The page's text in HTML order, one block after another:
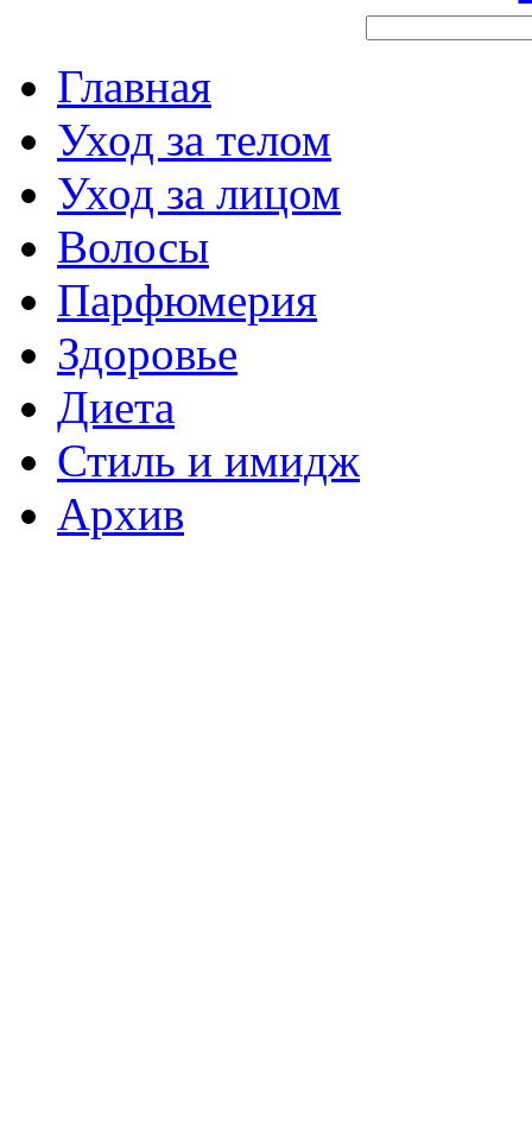
Главная
Уход за телом
Уход за лицом
Волосы
Парфюмерия
Здоровье
Диета
Стиль и имидж
Архив